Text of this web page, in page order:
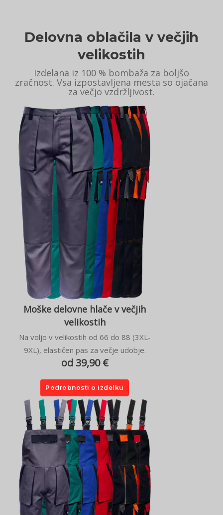
Delovna oblačila v večjih
velikostih
Izdelana iz 100 % bombaža za boljšo
zračnost. Vsa izpostavljena mesta so ojačana
za večjo vzdržljivost.
Moške delovne hlače v večjih
velikostih
Na voljo v velikostih od 66 do 88 (3XL-
9XL), elastičen pas za večje udobje.
od 39,90 €
Podrobnosti o izdelku